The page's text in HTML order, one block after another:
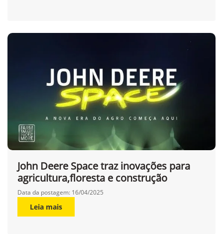
John Deere Space traz inovações para
agricultura,floresta e construção
Leia mais
Data da postagem: 16/04/2025